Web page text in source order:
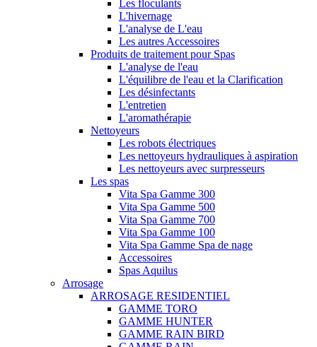
Les floculants
L'hivernage
L'analyse de L'eau
Les autres Accessoires
Produits de traitement pour Spas
L'analyse de l'eau
L'équilibre de l'eau et la Clarification
Les désinfectants
L'entretien
L'aromathérapie
Nettoyeurs
Les robots électriques
Les nettoyeurs hydrauliques à aspiration
Les nettoyeurs avec surpresseurs
Les spas
Vita Spa Gamme 300
Vita Spa Gamme 500
Vita Spa Gamme 700
Vita Spa Gamme 100
Vita Spa Gamme Spa de nage
Accessoires
Spas Aquilus
Arrosage
ARROSAGE RESIDENTIEL
GAMME TORO
GAMME HUNTER
GAMME RAIN BIRD